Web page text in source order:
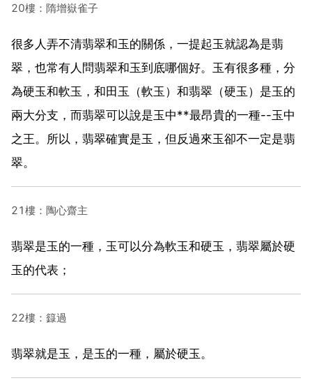
20樓：隋增嶽雀子
很多人弄不清翡翠和玉的關係，一提起玉就認為是翡
翠，也常有人問翡翠和玉到底哪個好。玉有很多種，分
為硬玉和軟玉，和田玉（軟玉）和翡翠（硬玉）是玉的
兩大分支，而翡翠可以說是玉中**最昂貴的一種--玉中
之王。所以，翡翠確實是玉，但反過來玉卻不一定是翡
翠。
21樓：陶心齋主
翡翠是玉的一種，玉可以分為軟玉和硬玉，翡翠屬於硬
玉的代表；
22樓：籙過
翡翠就是玉，是玉的一種，屬於硬玉。